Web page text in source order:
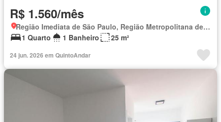
R$ 1.560/mês
Região Imediata de São Paulo, Região Metropolitana de São Paulo
1 Quarto
1 Banheiro 25 m²
24 jun. 2026 em QuintoAndar